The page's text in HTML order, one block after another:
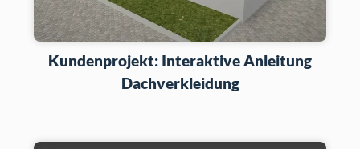
Kundenprojekt: Interaktive Anleitung
Dachverkleidung